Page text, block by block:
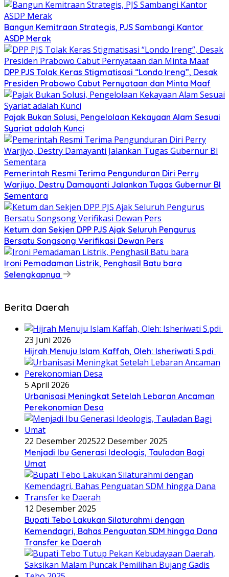
Bangun Kemitraan Strategis, PJS Sambangi Kantor
ASDP Merak
DPP PJS Tolak Keras Stigmatisasi “Londo Ireng”, Desak
Presiden Prabowo Cabut Pernyataan dan Minta Maaf
Pajak Bukan Solusi, Pengelolaan Kekayaan Alam Sesuai
Syariat adalah Kunci
Pemerintah Resmi Terima Pengunduran Diri Perry
Warjiyo, Destry Damayanti Jalankan Tugas Gubernur BI
Sementara
Ketum dan Sekjen DPP PJS Ajak Seluruh Pengurus
Bersatu Songsong Verifikasi Dewan Pers
Ironi Pemadaman Listrik, Penghasil Batu bara
Selengkapnya
Berita Daerah
23 Juni 2026
Hijrah Menuju Islam Kaffah, Oleh: Isheriwati S.pdi
5 April 2026
Urbanisasi Meningkat Setelah Lebaran Ancaman
Perekonomian Desa
22 Desember 202522 Desember 2025
Menjadi Ibu Generasi Ideologis, Tauladan Bagi
Umat
12 Desember 2025
Bupati Tebo Lakukan Silaturahmi dengan
Kemendagri, Bahas Penguatan SDM hingga Dana
Transfer ke Daerah